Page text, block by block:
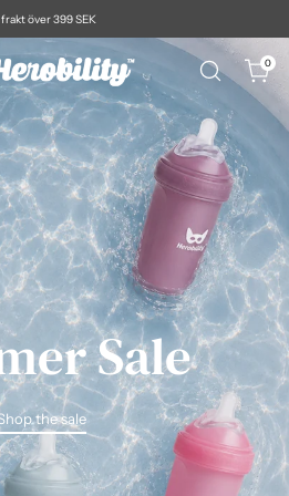
frakt över 399 SEK
0
Sale
the sale